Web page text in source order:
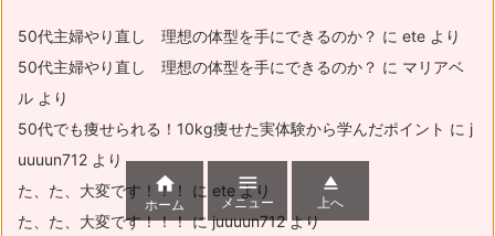
50代主婦やり直し 理想の体型を手にできるのか？ に ete より
50代主婦やり直し 理想の体型を手にできるのか？ に マリアベ
ル より
50代でも痩せられる！10kg痩せた実体験から学んだポイント に j
uuuun712 より
た、た、大変です！！！
に eteより
た、た、大変です！！！にjuuuun712より

ホーム

メニュー

上へ